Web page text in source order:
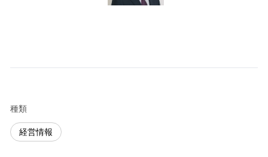
種類
経営情報